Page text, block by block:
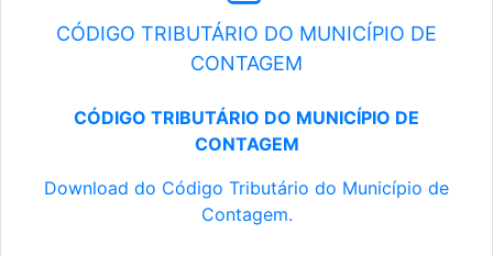
CÓDIGO TRIBUTÁRIO DO MUNICÍPIO DE
CONTAGEM
CÓDIGO TRIBUTÁRIO DO MUNICÍPIO DE
CONTAGEM
Download do Código Tributário do Município de
Contagem.